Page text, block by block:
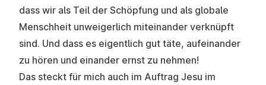
dass wir als Teil der Schöpfung und als globale
Menschheit unweigerlich miteinander verknüpft
sind. Und dass es eigentlich gut täte, aufeinander
zu hören und einander ernst zu nehmen!
Das steckt für mich auch im Auftrag Jesu im